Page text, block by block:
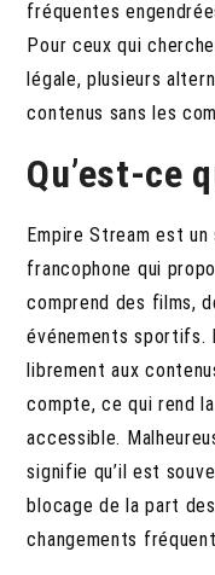
fréquentes
Pour ceux qui
légale, plusieurs
contenus sans les
Qu’est-ce
Empire Stream est
francophone qui
comprend des films,
événements sportifs.
librement aux
compte, ce qui rend
accessible.
signifie qu’il est
blocage de la part
changements